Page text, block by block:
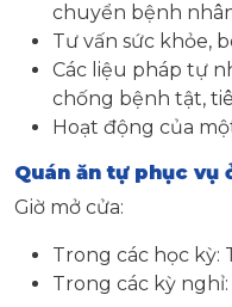
chuyển bệnh
Tư vấn sức khỏe,
Các liệu pháp tự
chống bệnh tật,
Hoạt động của
Quán ăn tự phục vụ
Giờ mở cửa:
Trong các học kỳ:
Trong các kỳ nghỉ: